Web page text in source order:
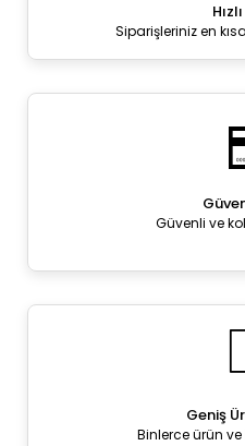
Siparişleriniz en
Güvenli ve
Geniş
Binlerce ürün